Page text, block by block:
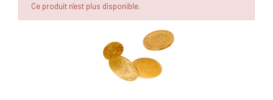
Ce produit n'est plus disponible.